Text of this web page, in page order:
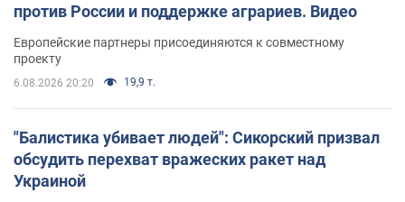
против России и поддержке аграриев. Видео
Европейские партнеры присоединяются к совместному
проекту
6.08.2026 20:20 19,9 т.
"Балистика убивает людей": Сикорский призвал
обсудить перехват вражеских ракет над
Украиной